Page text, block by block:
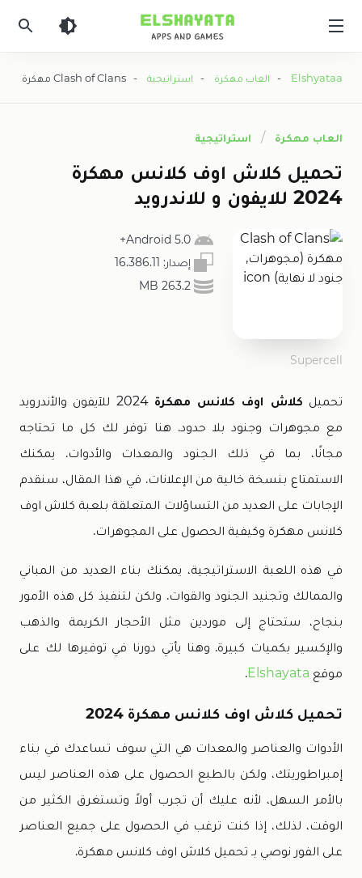
Elshyataa
- العاب مهكرة - استراتيجية - Clash of Clans مهكرة (مجوهرات, جنود لا نهاية)
العاب مهكرة استراتيجية
تحميل كلاش اوف كلانس مهكرة
2024 للايفون و للاندرويد
5.0 Android+
إصدار: 16.386.11
263.2 MB
Supercell
تحميل كلاش اوف كلانس مهكرة
2024 للآيفون والأندرويد
مع مجوهرات وجنود بلا حدود. هنا توفر لك كل ما تحتاجه
مجانًا، بما في ذلك الجنود والمعدات والأدوات. يمكنك
الاستمتاع بنسخة خالية من الإعلانات. في هذا المقال، سنقدم
الإجابات على العديد من التساؤلات المتعلقة بلعبة كلاش اوف
كلانس مهكرة وكيفية الحصول على المجوهرات.
في هذه اللعبة الاستراتيجية، يمكنك بناء العديد من المباني
والممالك وتجنيد الجنود والقوات. ولكن لتنفيذ كل هذه الأمور
بنجاح، ستحتاج إلى موردين مثل الأحجار الكريمة والذهب
والإكسير بكميات كبيرة. وهنا يأتي دورنا في توفيرها لك على
موقع Elshayata
.
تحميل كلاش اوف كلانس مهكرة 2024
الأدوات والعناصر والمعدات هي التي سوف تساعدك في بناء
إمبراطوريتك، ولكن بالطبع الحصول على هذه العناصر ليس
بالأمر السهل، لأنه عليك أن تجرب أولاً وتستغرق الكثير من
الوقت، لذلك، إذا كنت ترغب في الحصول على جميع العناصر
على الفور نوصي بـ تحميل كلاش اوف كلانس مهكرة.